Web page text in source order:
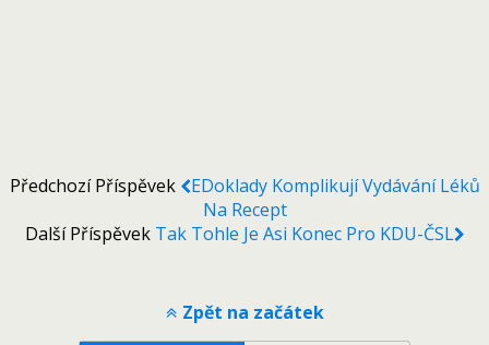
Předchozí Příspěvek
EDoklady Komplikují Vydávání Léků
Na Recept
Další Příspěvek Tak Tohle Je Asi Konec Pro KDU-ČSL
Zpět na začátek